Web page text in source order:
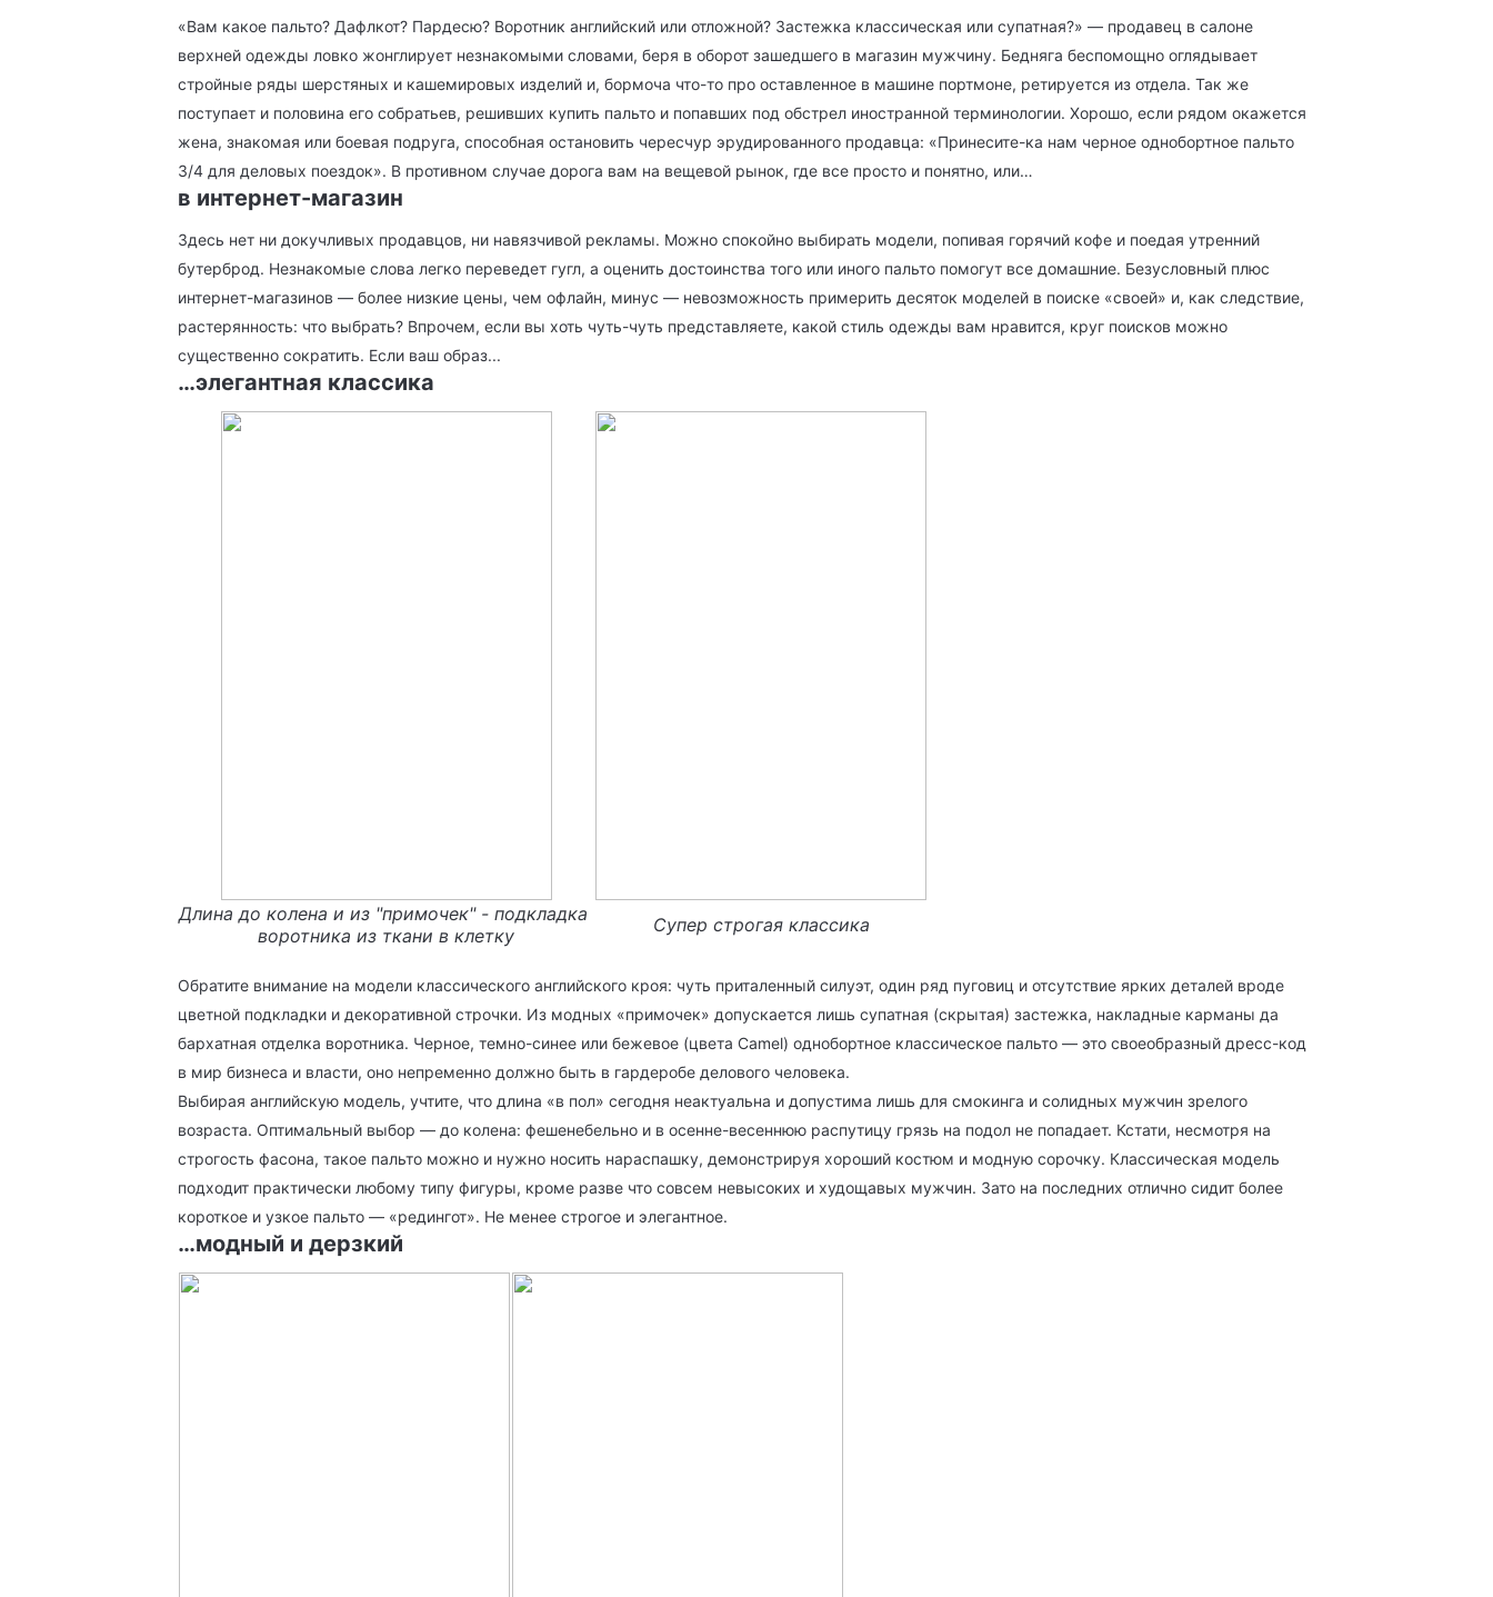
«Вам какое пальто? Дафлкот? Пардесю? Воротник английский или отложной? Застежка классическая или супатная?» — продавец в салоне
верхней одежды ловко жонглирует незнакомыми словами, беря в оборот зашедшего в магазин мужчину. Бедняга беспомощно оглядывает
стройные ряды шерстяных и кашемировых изделий и, бормоча что-то про оставленное в машине портмоне, ретируется из отдела. Так же
поступает и половина его собратьев, решивших купить пальто и попавших под обстрел иностранной терминологии. Хорошо, если рядом окажется
жена, знакомая или боевая подруга, способная остановить чересчур эрудированного продавца: «Принесите-ка нам черное однобортное пальто
3/4 для деловых поездок». В противном случае дорога вам на вещевой рынок, где все просто и понятно, или…
в интернет-магазин
Здесь нет ни докучливых продавцов, ни навязчивой рекламы. Можно спокойно выбирать модели, попивая горячий кофе и поедая утренний
бутерброд. Незнакомые слова легко переведет гугл, а оценить достоинства того или иного пальто помогут все домашние. Безусловный плюс
интернет-магазинов — более низкие цены, чем офлайн, минус — невозможность примерить десяток моделей в поиске «своей» и, как следствие,
растерянность: что выбрать? Впрочем, если вы хоть чуть-чуть представляете, какой стиль одежды вам нравится, круг поисков можно
существенно сократить. Если ваш образ...
…элегантная классика
Длина до колена и из "примочек" - подкладка
воротника из ткани в клетку
Супер строгая классика
Обратите внимание на модели классического английского кроя: чуть приталенный силуэт, один ряд пуговиц и отсутствие ярких деталей вроде
цветной подкладки и декоративной строчки. Из модных «примочек» допускается лишь супатная (скрытая) застежка, накладные карманы да
бархатная отделка воротника. Черное, темно-синее или бежевое (цвета Camel) однобортное классическое пальто — это своеобразный дресс-код
в мир бизнеса и власти, оно непременно должно быть в гардеробе делового человека.
Выбирая английскую модель, учтите, что длина «в пол» сегодня неактуальна и допустима лишь для смокинга и солидных мужчин зрелого
возраста. Оптимальный выбор — до колена: фешенебельно и в осенне-весеннюю распутицу грязь на подол не попадает. Кстати, несмотря на
строгость фасона, такое пальто можно и нужно носить нараспашку, демонстрируя хороший костюм и модную сорочку. Классическая модель
подходит практически любому типу фигуры, кроме разве что совсем невысоких и худощавых мужчин. Зато на последних отлично сидит более
короткое и узкое пальто — «редингот». Не менее строгое и элегантное.
…модный и дерзкий